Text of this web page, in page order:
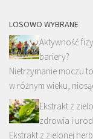
LOSOWO WYBRANE
Aktywność
bariery?
Nietrzymanie moczu
w różnym wieku,
Ekstrakt z
zdrowia i
Ekstrakt z zielonej